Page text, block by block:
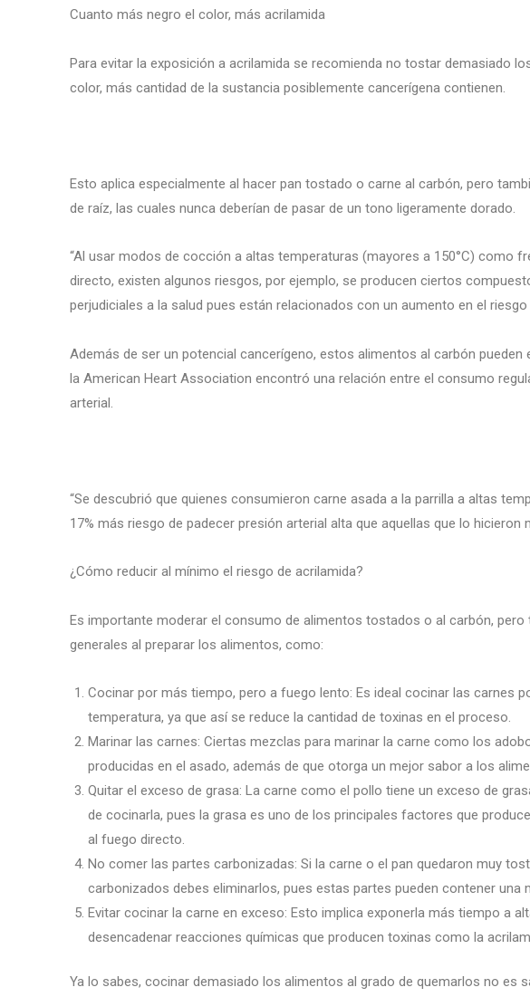
Cuanto más negro el color, más acrilamida
Para evitar la exposición a acrilamida se recomienda no tostar demasiado
color, más cantidad de la sustancia posiblemente cancerígena contienen.
Esto aplica especialmente al hacer pan tostado o carne al carbón, pero
de raíz, las cuales nunca deberían de pasar de un tono ligeramente dorado.
“Al usar modos de cocción a altas temperaturas (mayores a 150°C) como
directo, existen algunos riesgos, por ejemplo, se producen ciertos
perjudiciales a la salud pues están relacionados con un aumento en el riesgo
Además de ser un potencial cancerígeno, estos alimentos al carbón pueden
la American Heart Association encontró una relación entre el consumo
arterial.
“Se descubrió que quienes consumieron carne asada a la parrilla a altas
17% más riesgo de padecer presión arterial alta que aquellas que lo hicieron
¿Cómo reducir al mínimo el riesgo de acrilamida?
Es importante moderar el consumo de alimentos tostados o al carbón,
generales al preparar los alimentos, como:
Cocinar por más tiempo, pero a fuego lento: Es ideal cocinar las carnes
temperatura, ya que así se reduce la cantidad de toxinas en el proceso.
Marinar las carnes: Ciertas mezclas para marinar la carne como los
producidas en el asado, además de que otorga un mejor sabor a los
Quitar el exceso de grasa: La carne como el pollo tiene un exceso de
de cocinarla, pues la grasa es uno de los principales factores que
al fuego directo.
No comer las partes carbonizadas: Si la carne o el pan quedaron muy
carbonizados debes eliminarlos, pues estas partes pueden contener una
Evitar cocinar la carne en exceso: Esto implica exponerla más tiempo a
desencadenar reacciones químicas que producen toxinas como la
Ya lo sabes, cocinar demasiado los alimentos al grado de quemarlos no es